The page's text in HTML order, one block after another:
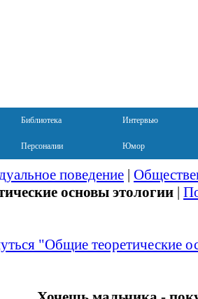
Библиотека Интервью
Персоналии Юмор
поведение |
основы этологии |
"Общие теоретические